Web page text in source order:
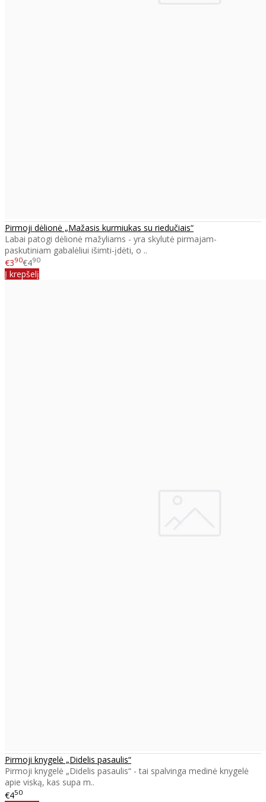
Pirmoji dėlionė „Mažasis kurmiukas su riedučiais“
Labai patogi dėlionė mažyliams - yra skylutė pirmajam-
paskutiniam gabalėliui išimti-įdėti, o ..
€390€490
Į krepšelį
Pirmoji knygelė „Didelis pasaulis“
Pirmoji knygelė „Didelis pasaulis“ - tai spalvinga medinė knygelė
apie viską, kas supa m..
€450